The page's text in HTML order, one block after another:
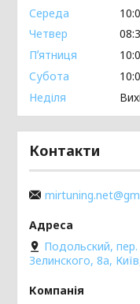
Середа
Четвер
Пʼятниця
Субота
Неділя
Контакти
Подольский,
Зелинского, 8а,